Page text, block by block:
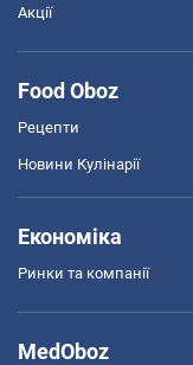
Акції
Food Oboz
Рецепти
Новини Кулінарії
Економіка
Ринки та компанії
MedOboz